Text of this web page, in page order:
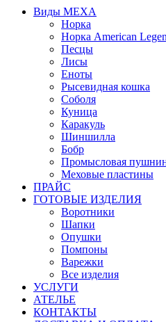
Виды МЕХА
Норка
Норка American
Песцы
Лисы
Еноты
Рысевидная кошка
Соболя
Куница
Каракуль
Шиншилла
Бобр
Промысловая
Меховые пластины
ПРАЙС
ГОТОВЫЕ ИЗДЕЛИЯ
Воротники
Шапки
Опушки
Помпоны
Варежки
Все изделия
УСЛУГИ
АТЕЛЬЕ
КОНТАКТЫ